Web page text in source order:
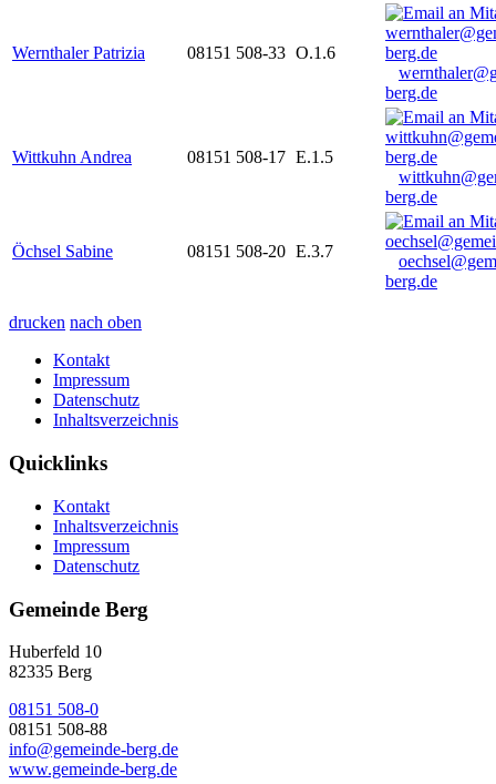
Wernthaler Patrizia 08151 508-33 O.1.6
berg.de
Wittkuhn Andrea 08151 508-17 E.1.5
berg.de
Öchsel Sabine 08151 508-20 E.3.7
berg.de
drucken nach oben
Kontakt
Impressum
Datenschutz
Inhaltsverzeichnis
Quicklinks
Kontakt
Inhaltsverzeichnis
Impressum
Datenschutz
Gemeinde Berg
Huberfeld 10
82335 Berg
08151 508-0
08151 508-88
info@gemeinde-berg.de
www.gemeinde-berg.de